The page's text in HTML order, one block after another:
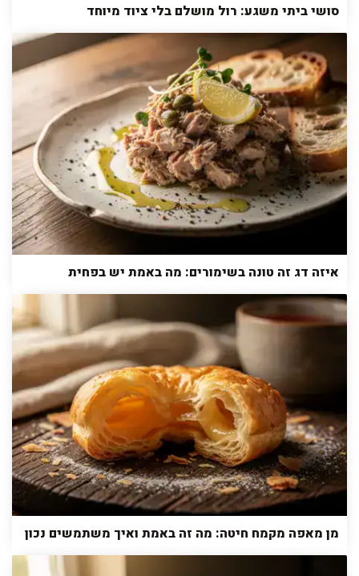
סושי ביתי משגע: רול מושלם בלי ציוד מיוחד
איזה דג זה טונה בשימורים: מה באמת יש בפחית
מן מאפה מקמח חיטה: מה זה באמת ואיך משתמשים נכון